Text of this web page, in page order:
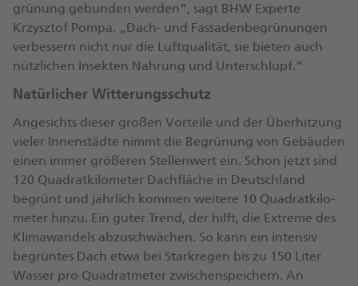
grünung gebunden werden“, sagt BHW Experte
Krzysztof Pompa. „Dach- und Fassaden­be­grünungen
ver­bessern nicht nur die Luft­qualität, sie bieten auch
nütz­lichen Insekten Nahrung und Unter­schlupf.“
Natürlicher Witterungs­schutz
Angesichts dieser großen Vorteile und der Über­hitzung
vieler Innen­städte nimmt die Begrünung von Gebäuden
einen immer größeren Stellen­wert ein. Schon jetzt sind
120 Quadrat­kilo­meter Dach­fläche in Deutschland
begrünt und jährlich kommen weitere 10 Quadrat­kilo­
meter hinzu. Ein guter Trend, der hilft, die Extreme des
Klima­wandels ab­zu­schwächen. So kann ein intensiv
begrüntes Dach etwa bei Stark­regen bis zu 150 Liter
Wasser pro Quadrat­meter zwischen­speichern. An